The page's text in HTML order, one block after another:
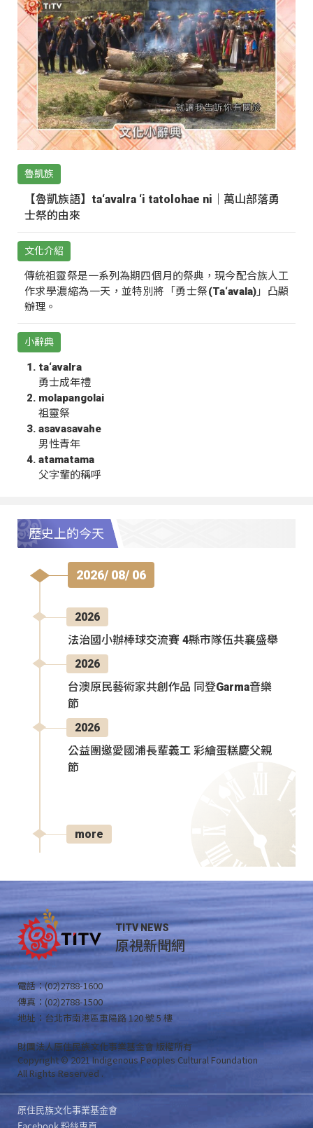
魯凱族
【魯凱族語】ta‘avalra ‘i tatolohae ni｜萬山部落勇
士祭的由來
文化介紹
傳統祖靈祭是一系列為期四個月的祭典，現今配合族人工
作求學濃縮為一天，並特別將「勇士祭(Ta‘avala)」凸顯
辦理。
小辭典
ta‘avalra
勇士成年禮
molapangolai
祖靈祭
asavasavahe
男性青年
atamatama
父字輩的稱呼
歷史上的今天
2026/ 08/ 06
2026
法治國小辦棒球交流賽 4縣市隊伍共襄盛舉
2026
台澳原民藝術家共創作品 同登Garma音樂
節
2026
公益團邀愛國浦長輩義工 彩繪蛋糕慶父親
節
more
TITV NEWS
原視新聞網
電話：(02)2788-1600
傳真：(02)2788-1500
地址：台北市南港區重陽路 120 號 5 樓
財團法人原住民族文化事業基金會 版權所有
Copyright © 2021 Indigenous Peoples Cultural Foundation
All Rights Reserved .
原住民族文化事業基金會